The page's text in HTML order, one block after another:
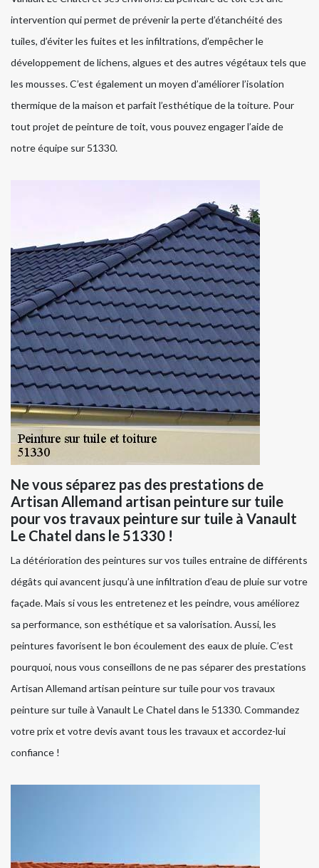
intervention qui permet de prévenir la perte d’étanchéité des
tuiles, d’éviter les fuites et les infiltrations, d’empêcher le
développement de lichens, algues et des autres végétaux tels que
les mousses. C’est également un moyen d’améliorer l’isolation
thermique de la maison et parfait l’esthétique de la toiture. Pour
tout projet de peinture de toit, vous pouvez engager l’aide de
notre équipe sur 51330.
Ne vous séparez pas des prestations de
Artisan Allemand artisan peinture sur tuile
pour vos travaux peinture sur tuile à Vanault
Le Chatel dans le 51330 !
La détérioration des peintures sur vos tuiles entraine de différents
dégâts qui avancent jusqu’à une infiltration d’eau de pluie sur votre
façade. Mais si vous les entretenez et les peindre, vous améliorez
sa performance, son esthétique et sa valorisation. Aussi, les
peintures favorisent le bon écoulement des eaux de pluie. C’est
pourquoi, nous vous conseillons de ne pas séparer des prestations
Artisan Allemand artisan peinture sur tuile pour vos travaux
peinture sur tuile à Vanault Le Chatel dans le 51330. Commandez
votre prix et votre devis avant tous les travaux et accordez-lui
confiance !